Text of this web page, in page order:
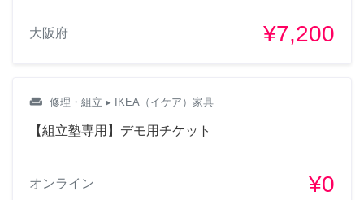
大阪府 ¥7,200
weekend 修理・組立 ▸ IKEA（イケア）家具
【組立塾専用】デモ用チケット
オンライン ¥0